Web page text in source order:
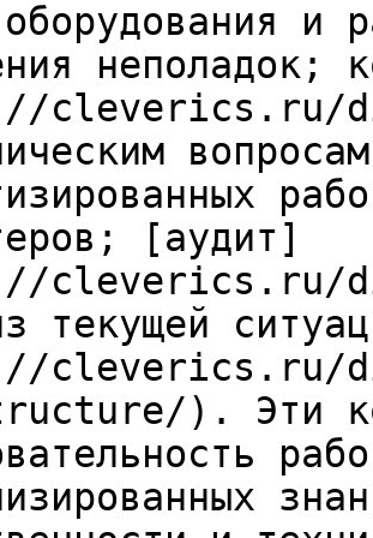
и
неполадок;
cleverics.ru/
[аудит]
cleverics.ru/
текущей
cleverics.ru/
). Эти